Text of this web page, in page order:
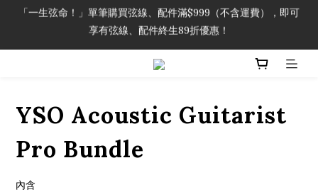
「一生弦命！」單筆購買弦線、配件滿$999（不含運費），即可
享有弦線、配件終生89折優惠！
享有弦線、配件終生89折優惠！
加入會員即領2000元購物金。 加入購物車查看更多折扣！
享有弦線、配件終生89折優惠！
YSO Acoustic Guitarist
Pro Bundle
內含